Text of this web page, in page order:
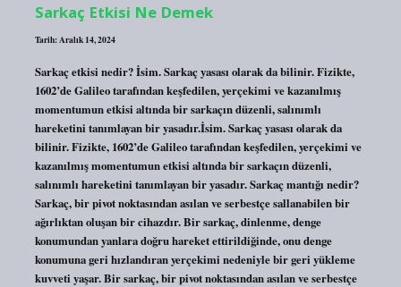
Sarkaç Etkisi Ne Demek
Tarih: Aralık 14, 2024
Sarkaç etkisi nedir? İsim. Sarkaç yasası olarak da bilinir. Fizikte,
1602’de Galileo tarafından keşfedilen, yerçekimi ve kazanılmış
momentumun etkisi altında bir sarkaçın düzenli, salınımlı
hareketini tanımlayan bir yasadır.İsim. Sarkaç yasası olarak da
bilinir. Fizikte, 1602’de Galileo tarafından keşfedilen, yerçekimi ve
kazanılmış momentumun etkisi altında bir sarkaçın düzenli,
salınımlı hareketini tanımlayan bir yasadır. Sarkaç mantığı nedir?
Sarkaç, bir pivot noktasından asılan ve serbestçe sallanabilen bir
ağırlıktan oluşan bir cihazdır. Bir sarkaç, dinlenme, denge
konumundan yanlara doğru hareket ettirildiğinde, onu denge
konumuna geri hızlandıran yerçekimi nedeniyle bir geri yükleme
kuvveti yaşar. Bir sarkaç, bir pivot noktasından asılan ve serbestçe